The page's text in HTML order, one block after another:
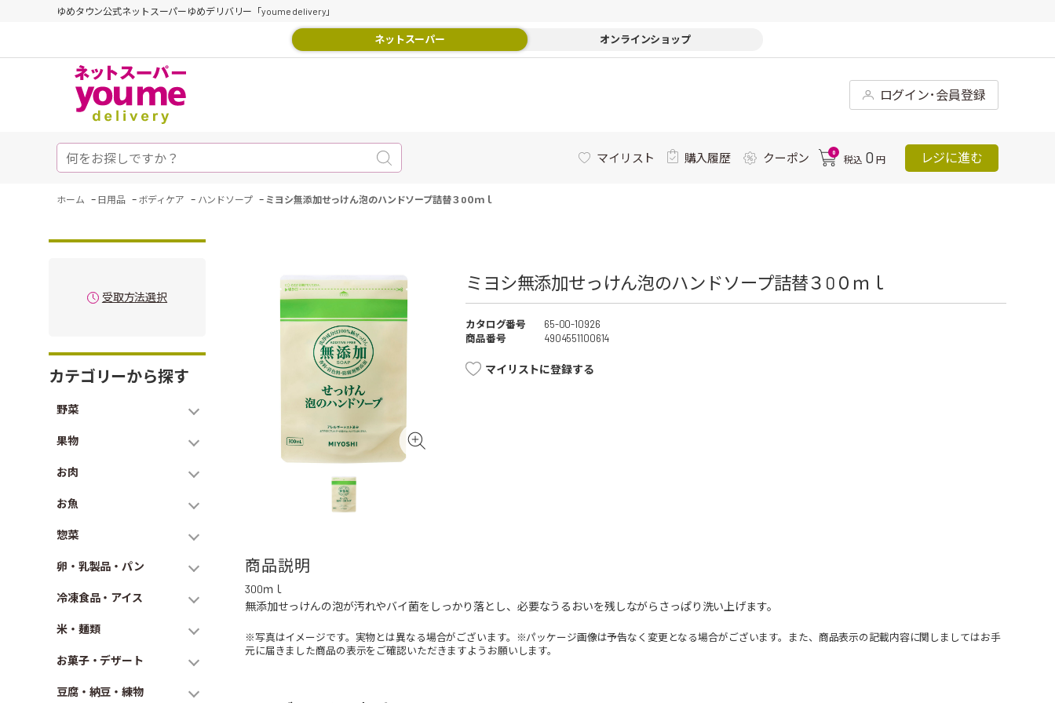
ゆめタウン公式ネットスーパーゆめデリバリー「youme delivery」
ネットスーパー オンラインショップ
ログイン･会員登録
マイリスト 購入履歴 クーポン 0
税込 0 円 レジに進む
ホーム - 日用品 - ボディケア - ハンドソープ - ミヨシ無添加せっけん泡のハンドソープ詰替３0０ｍｌ
受取方法選択
カテゴリーから探す
野菜
果物
お肉
お魚
惣菜
卵・乳製品・パン
冷凍食品・アイス
米・麺類
お菓子・デザート
豆腐・納豆・練物
ミヨシ無添加せっけん泡のハンドソープ詰替３0０ｍｌ
カタログ番号
65-00-10926
商品番号
4904551100614
マイリストに登録する
商品説明
300ｍｌ
無添加せっけんの泡が汚れやバイ菌をしっかり落とし、必要なうるおいを残しながらさっぱり洗い上げます。
※写真はイメージです。実物とは異なる場合がございます。※パッケージ画像は予告なく変更となる場合がございます。また、商品表示の記載内容に関しましてはお手
元に届きました商品の表示をご確認いただきますようお願いします。